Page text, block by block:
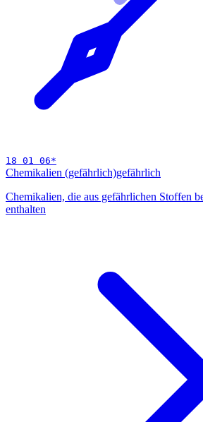
18 01 06*
Chemikalien (gefährlich)gefährlich
Chemikalien, die aus gefährlichen Stoffen
enthalten